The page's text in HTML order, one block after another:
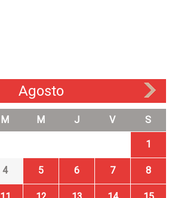
Agosto
M M J V S
1
4 5 6 7 8